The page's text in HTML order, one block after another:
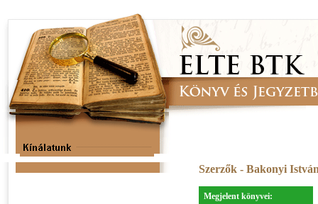
Szerzők - Bakonyi
Megjelent könyvei: